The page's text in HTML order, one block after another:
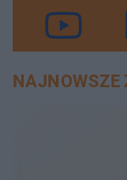
NAJNOWSZE